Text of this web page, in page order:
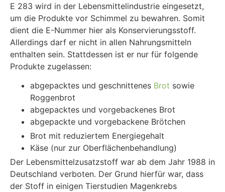
E 283 wird in der Lebensmittelindustrie eingesetzt,
um die Produkte vor Schimmel zu bewahren. Somit
dient die E-Nummer hier als Konservierungsstoff.
Allerdings darf er nicht in allen Nahrungsmitteln
enthalten sein. Stattdessen ist er nur für folgende
Produkte zugelassen:
abgepacktes und geschnittenes Brot sowie
Roggenbrot
abgepacktes und vorgebackenes Brot
abgepackte und vorgebackene Brötchen
Brot mit reduziertem Energiegehalt
Käse (nur zur Oberflächenbehandlung)
Der Lebensmittelzusatzstoff war ab dem Jahr 1988 in
Deutschland verboten. Der Grund hierfür war, dass
der Stoff in einigen Tierstudien Magenkrebs